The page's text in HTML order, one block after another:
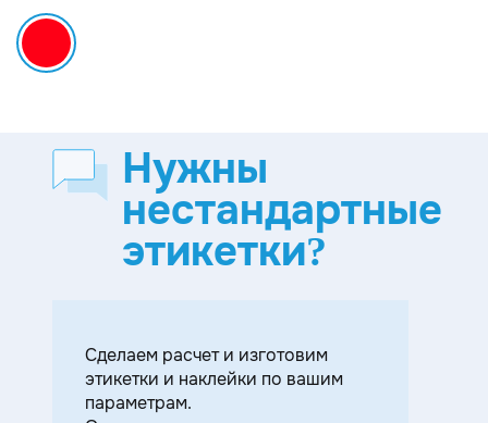
Нужны
нестандартные
этикетки?
Cделаем расчет и изготовим
этикетки и наклейки по вашим
параметрам.